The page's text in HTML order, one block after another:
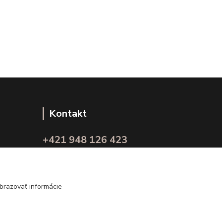
Kontakt
+421 948 126 423
informácie